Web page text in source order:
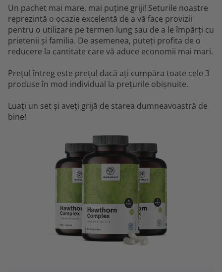
Un pachet mai mare, mai puține griji! Seturile noastre
reprezintă o ocazie excelentă de a vă face provizii
pentru o utilizare pe termen lung sau de a le împărți cu
prietenii și familia. De asemenea, puteți profita de o
reducere la cantitate care vă aduce economii mai mari.
Prețul întreg este prețul dacă ați cumpăra toate cele 3
produse în mod individual la prețurile obișnuite.
Luați un set și aveți grijă de starea dumneavoastră de
bine!